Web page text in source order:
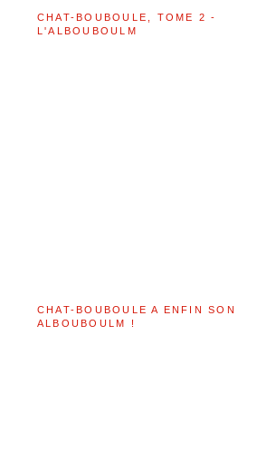
CHAT-BOUBOULE, TOME 2 -
L'ALBOUBOULM
CHAT-BOUBOULE A ENFIN SON
ALBOUBOULM !